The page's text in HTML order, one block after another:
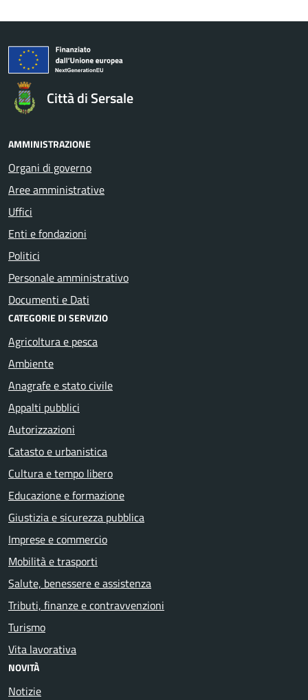
Città di Sersale
AMMINISTRAZIONE
Organi di governo
Aree amministrative
Uffici
Enti e fondazioni
Politici
Personale amministrativo
Documenti e Dati
CATEGORIE DI SERVIZIO
Agricoltura e pesca
Ambiente
Anagrafe e stato civile
Appalti pubblici
Autorizzazioni
Catasto e urbanistica
Cultura e tempo libero
Educazione e formazione
Giustizia e sicurezza pubblica
Imprese e commercio
Mobilità e trasporti
Salute, benessere e assistenza
Tributi, finanze e contravvenzioni
Turismo
Vita lavorativa
NOVITÀ
Notizie